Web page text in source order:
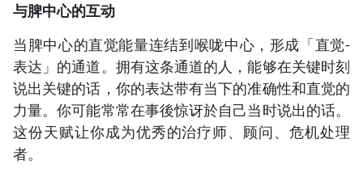
与脾中心的互动
当脾中心的直觉能量连结到喉咙中心，形成「直觉-
表达」的通道。拥有这条通道的人，能够在关键时刻
说出关键的话，你的表达带有当下的准确性和直觉的
力量。你可能常常在事後惊讶於自己当时说出的话。
这份天赋让你成为优秀的治疗师、顾问、危机处理
者。